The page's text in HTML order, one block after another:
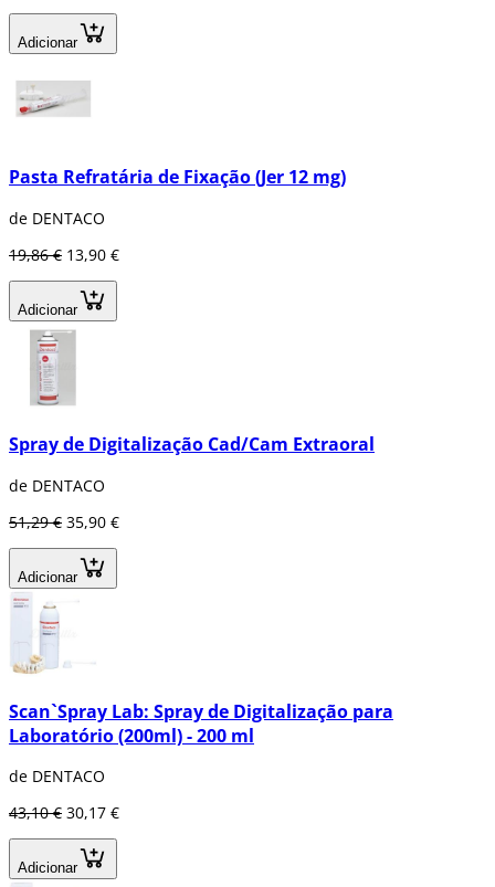
Adicionar
Pasta Refratária de Fixação (Jer 12 mg)
de DENTACO
19,86 € 13,90 €
Adicionar
Spray de Digitalização Cad/Cam Extraoral
de DENTACO
51,29 € 35,90 €
Adicionar
Scan`Spray Lab: Spray de Digitalização para
Laboratório (200ml) - 200 ml
de DENTACO
43,10 € 30,17 €
Adicionar